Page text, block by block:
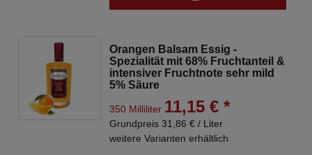
Orangen Balsam Essig -
Spezialität mit 68% Fruchtanteil &
intensiver Fruchtnote sehr mild
5% Säure
350 Milliliter 11,15 € *
Grundpreis 31,86 € / Liter
weitere Varianten erhältlich